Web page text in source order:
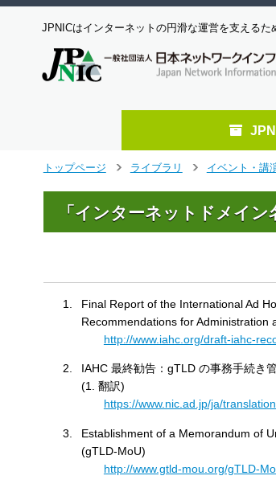
JPNICはインターネットの円滑な運営を支えるた
トップページ
ライブラリ
イベント・講
「インターネットドメイ
Final Report of the International Ad
Recommendations for Administration
http://www.iahc.org/draft-iahc-
IAHC 最終勧告：gTLD の事務手続き
(1. 翻訳)
https://www.nic.ad.jp/ja/
Establishment of a Memorandum of
(gTLD-MoU)
http://www.gtld-mou.org/gTLD-